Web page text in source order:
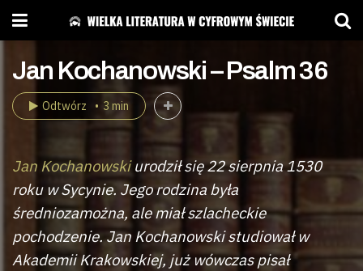
Jan Kochanowski – Psalm 36
Odtwórz 3 min
Jan Kochanowskiurodził się 22 sierpnia 1530
roku w Sycynie. Jego rodzina była
średniozamożna, ale miał szlacheckie
pochodzenie. Jan Kochanowski studiował w
Akademii Krakowskiej, już wówczas pisał